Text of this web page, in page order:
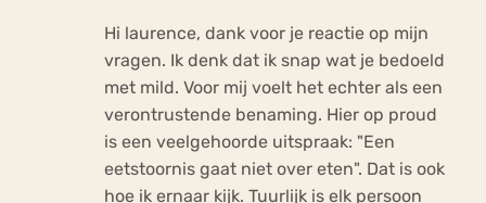
Hi laurence, dank voor je reactie op mijn
vragen. Ik denk dat ik snap wat je bedoeld
met mild. Voor mij voelt het echter als een
verontrustende benaming. Hier op proud
is een veelgehoorde uitspraak: "Een
eetstoornis gaat niet over eten". Dat is ook
hoe ik ernaar kijk. Tuurlijk is elk persoon